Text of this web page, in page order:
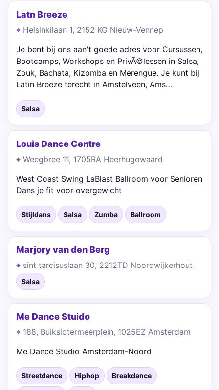
Latn Breeze
Helsinkilaan 1, 2152 KG Nieuw-Vennep
Je bent bij ons aan't goede adres voor Cursussen,
Bootcamps, Workshops en PrivÃ©lessen in Salsa,
Zouk, Bachata, Kizomba en Merengue. Je kunt bij
Latin Breeze terecht in Amstelveen, Ams…
Salsa
Louis Dance Centre
Weegbree 11, 1705RA Heerhugowaard
West Coast Swing LaBlast Ballroom voor Senioren
Dans je fit voor overgewicht
Stijldans Salsa Zumba Ballroom
Marjory van den Berg
sint tarcisuslaan 30, 2212TD Noordwijkerhout
Salsa
Me Dance Stuido
188, Buikslotermeerplein, 1025EZ Amsterdam
Me Dance Studio Amsterdam-Noord
Streetdance Hiphop Breakdance